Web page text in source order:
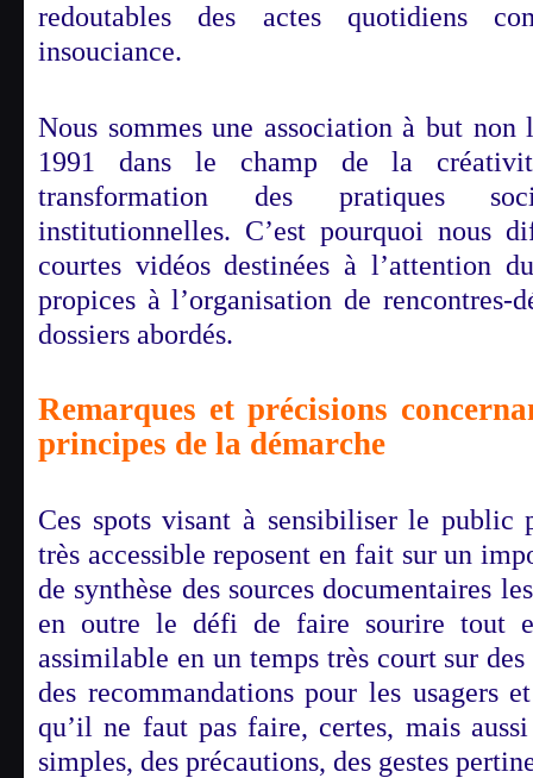
redoutables des actes quotidiens
insouciance.
Nous sommes une association à but
1991 dans le champ de la
transformation des pratiques
institutionnelles. C’est pourquoi nous
courtes vidéos destinées à l’attention
propices à l’organisation de rencontres-
dossiers abordés.
Remarques et précisions
principes de la démarche
Ces spots visant à sensibiliser le public
très accessible reposent en fait sur un
de synthèse des sources documentaires
en outre le défi de faire sourire tout
assimilable en un temps très court sur
des recommandations pour les usagers
qu’il ne faut pas faire, certes, mais
simples, des précautions, des gestes